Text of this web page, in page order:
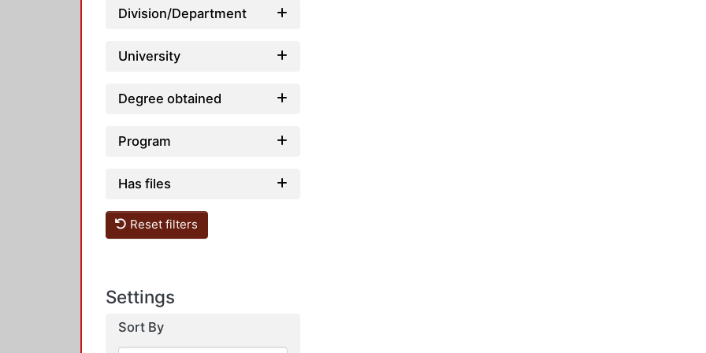
Division/Department
University
Degree obtained
Program
Has files
Reset filters
Settings
Sort By